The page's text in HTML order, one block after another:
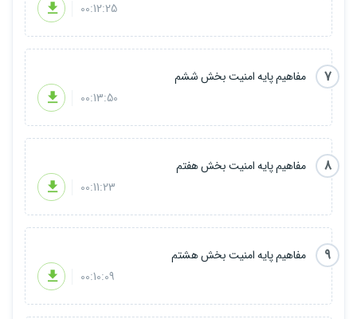
00:12:25
7
مفاهیم پایه امنیت بخش ششم
00:13:50
8
مفاهیم پایه امنیت بخش هفتم
00:11:23
9
مفاهیم پایه امنیت بخش هشتم
00:10:09